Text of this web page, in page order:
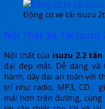
Động cơ xe tải isuzu
Nội Thất Xe Tải Isuzu
Nội thất của isuzu 2.2 tấn
đại đẹp mắt. Dễ dàng
hành, dây đai an toàn với
trí như radio, MP3, CD…
mái hơn trên đường,